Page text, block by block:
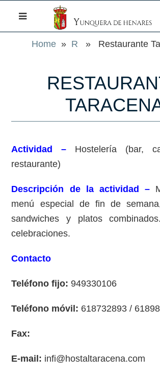
Home » R » Restaurante
Actividad – Hostelería (bar,
restaurante)
Descripción de la actividad –
menú especial de fin de
sandwiches y platos
celebraciones.
Contacto
Teléfono fijo:949330106
Teléfono móvil: 618732893 /
Fax:
E-mail: infi@hostaltaracena.com